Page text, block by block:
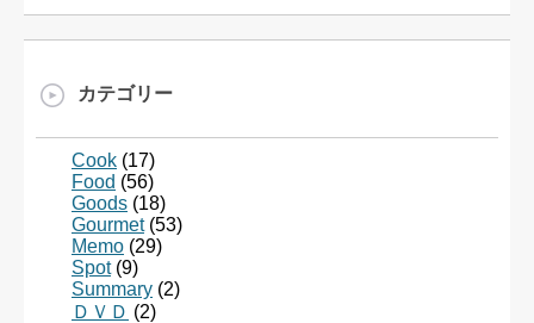
カテゴリー
Cook (17)
Food (56)
Goods (18)
Gourmet(53)
Memo (29)
Spot(9)
Summary (2)
ＤＶＤ (2)